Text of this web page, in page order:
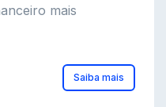
mais
Saiba mais